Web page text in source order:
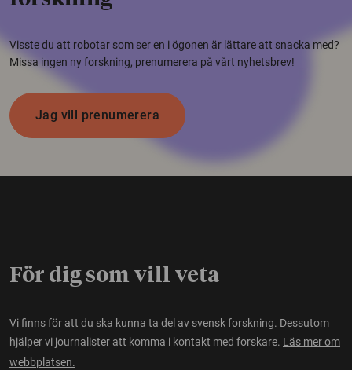
Visste du att robotar som ser en i ögonen är lättare att snacka med?
Missa ingen ny forskning, prenumerera på vårt nyhetsbrev!
Jag vill prenumerera
För dig som vill veta
Vi finns för att du ska kunna ta del av svensk forskning. Dessutom
hjälper vi journalister att komma i kontakt med forskare. Läs mer om
webbplatsen.